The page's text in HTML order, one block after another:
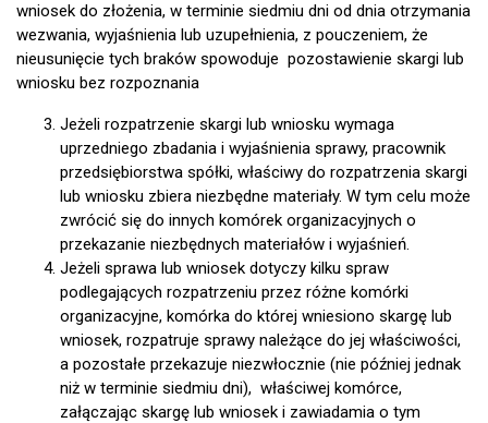
wniosek do złożenia, w terminie siedmiu dni od dnia otrzymania
wezwania, wyjaśnienia lub uzupełnienia, z pouczeniem, że
nieusunięcie tych braków spowoduje pozostawienie skargi lub
wniosku bez rozpoznania
Jeżeli rozpatrzenie skargi lub wniosku wymaga
uprzedniego zbadania i wyjaśnienia sprawy, pracownik
przedsiębiorstwa spółki, właściwy do rozpatrzenia skargi
lub wniosku zbiera niezbędne materiały. W tym celu może
zwrócić się do innych komórek organizacyjnych o
przekazanie niezbędnych materiałów i wyjaśnień.
Jeżeli sprawa lub wniosek dotyczy kilku spraw
podlegających rozpatrzeniu przez różne komórki
organizacyjne, komórka do której wniesiono skargę lub
wniosek, rozpatruje sprawy należące do jej właściwości,
a pozostałe przekazuje niezwłocznie (nie później jednak
niż w terminie siedmiu dni), właściwej komórce,
załączając skargę lub wniosek i zawiadamia o tym